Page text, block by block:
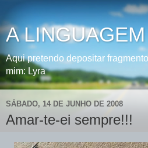
A
Aqui pretendo depositar
mim: Lyra
SÁBADO, 14 DE JUNHO DE 2008
Amar-te-ei sempre!!!